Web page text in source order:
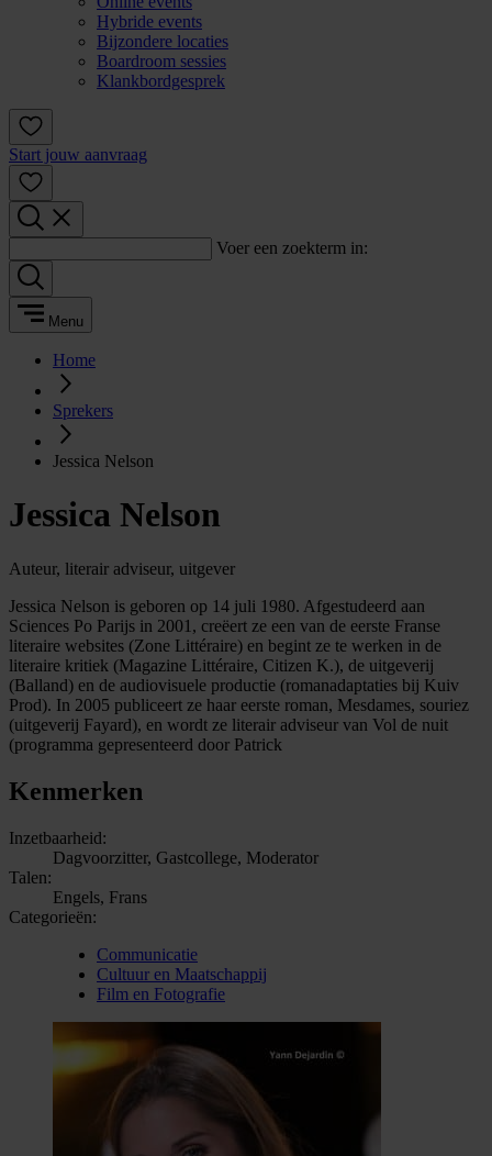
Hybride events
Bijzondere locaties
Boardroom sessies
Klankbordgesprek
Start jouw aanvraag
Voer een zoekterm in:
Menu
Home
Sprekers
Jessica Nelson
Jessica Nelson
Auteur, literair adviseur, uitgever
Jessica Nelson is geboren op 14 juli 1980. Afgestudeerd aan
Sciences Po Parijs in 2001, creëert ze een van de eerste Franse
literaire websites (Zone Littéraire) en begint ze te werken in de
literaire kritiek (Magazine Littéraire, Citizen K.), de uitgeverij
(Balland) en de audiovisuele productie (romanadaptaties bij Kuiv
Prod). In 2005 publiceert ze haar eerste roman, Mesdames, souriez
(uitgeverij Fayard), en wordt ze literair adviseur van Vol de nuit
(programma gepresenteerd door Patrick
Kenmerken
Inzetbaarheid:
Dagvoorzitter, Gastcollege, Moderator
Talen:
Engels, Frans
Categorieën:
Communicatie
Cultuur en Maatschappij
Film en Fotografie